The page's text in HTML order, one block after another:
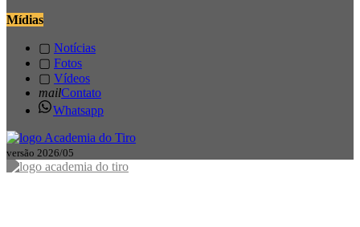
Mídias
▢ Notícias
▢ Fotos
▢ Vídeos
mailContato
Whatsapp
versão 2026/05